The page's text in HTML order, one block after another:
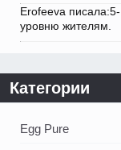
Erofeeva
уровню жителям.
Категории
Egg Pure